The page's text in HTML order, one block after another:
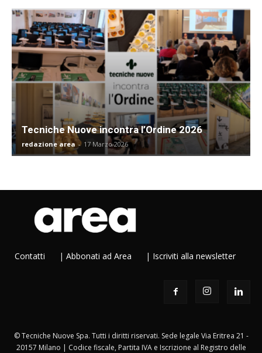
Tecniche Nuove incontra l’Ordine 2026
redazione area - 17 Marzo 2026
Contatti | Abbonati ad Area | Iscriviti alla newsletter
© Tecniche Nuove Spa. Tutti i diritti riservati. Sede legale Via Eritrea 21 -
20157 Milano | Codice fiscale, Partita IVA e Iscrizione al Registro delle